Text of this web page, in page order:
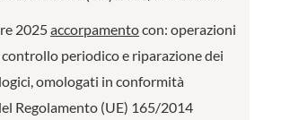
2025accorpamentocon: operazioni
periodico e riparazione dei
omologati in conformità
Regolamento (UE) 165/2014